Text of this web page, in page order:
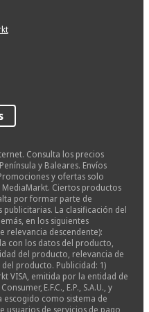
Consulta los precios
y Baleares. Envíos
y ofertas solo
Ciertos productos
por formar parte de
La clasificación del
en los siguientes
relevancia descendente):
con los datos del producto,
del producto, relevancia de
producto. Publicidad: 1)
VISA, emitida por la entidad de
E.F.C., E.P., S.A.U., y
escogido como sistema de
usuarios de servicios de pago